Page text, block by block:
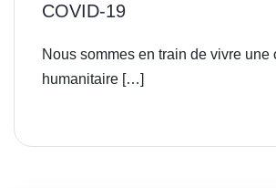
COVID-19
Nous sommes en train de vivre une
humanitaire […]